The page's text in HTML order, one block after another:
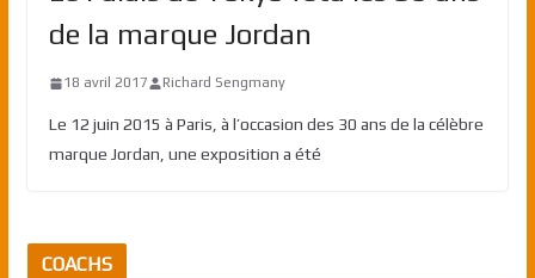
de la marque Jordan
18 avril 2017 Richard Sengmany
Le 12 juin 2015 à Paris, à l’occasion des 30 ans de la célèbre
marque Jordan, une exposition a été
COACHS